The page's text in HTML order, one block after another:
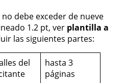
debe exceder de nueve
1.2 pt, ver plantilla a
las siguientes partes:
del
hasta 3
páginas